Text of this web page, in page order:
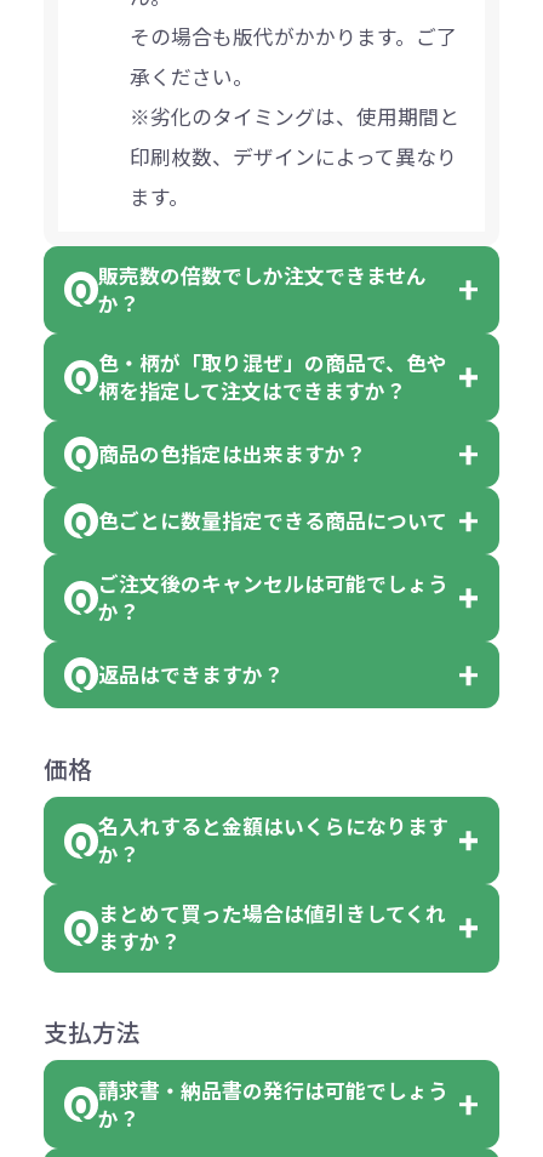
その場合も版代がかかります。ご了
承ください。
※劣化のタイミングは、使用期間と
印刷枚数、デザインによって異なり
ます。
販売数の倍数でしか注文できません
か？
一部商品（※）を除き、注文可能数
です。
ります。
【例】注文可能数が100個の場合
は、100個以上でしたら、何個でも
可能です。
色・柄が「取り混ぜ」の商品で、色や
柄を指定して注文はできますか？
「色・柄 取り混ぜ」のラベルがつい
ている商品は、色指定不可となって
ん。
但し、ロゴなど名入れ印刷をされる
費用）
商品の色指定は出来ますか？
色指定できる商品もございますが商
品の詳細に「色・柄 取り混ぜ」のラ
ベルや商品画像に「〇色取混ぜ」な
れ等分で100個ずつ入って参ります。
（割り切れない場合は数個単位で前
後する場合もございます）
色指定できる商品に付きましては商
品詳細の購入の所で色が選べるよう
になっております。
色ごとに数量指定できる商品について
「選べる本体色」のラベルが付いて
す。
い。
例えば…
クエアトート」を300個注文した場
クエアトート」は10個単位でしたら
色を指定出来るので、ピンクを100
個、ブルーを90個、イエローを110
ご注文後のキャンセルは可能でしょう
か？
お客様都合でのキャンセルは、制作
がございます。
ご注文の際は、十分にご確認・ご検
返品はできますか？
めご了承ください。
ただし下記の場合は承っております
●初期不良または不良品（破損、故
障）の場合
合
●名入れ、オリジナルの内容が異な
っていた場合
価格
名入れすると金額はいくらになります
か？
名入れありの場合の代金の計算方法
は下記の通りです。
計算例：
＜1色印刷の場合＞
（提供価格（商品代）+名入れ費用
まとめて買った場合は値引きしてくれ
ますか？
商品によりますが、お見積もりさせ
ていただきます。
見積もりサポートから個別でお問い
支払方法
請求書・納品書の発行は可能でしょう
か？